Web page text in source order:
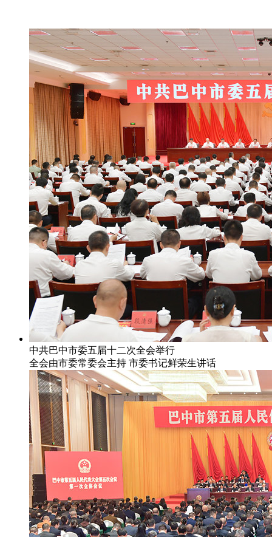
中共巴中市委五届十二次全会举行
全会由市委常委会主持 市委书记鲜荣生讲话